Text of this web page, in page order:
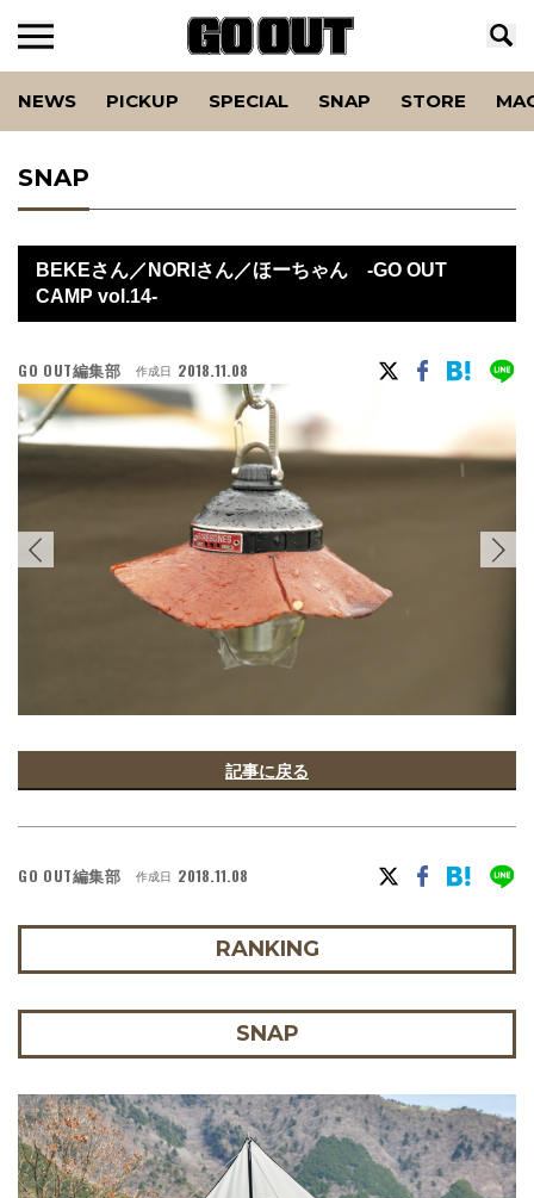
NEWS PICKUP SPECIAL SNAP STORE
SNAP
BEKEさん／NORIさん／ほーちゃん -GO OUT
CAMP vol.14-
GO OUT編集部 作成日 2018.11.08
記事に戻る
GO OUT編集部 作成日 2018.11.08
RANKING
SNAP